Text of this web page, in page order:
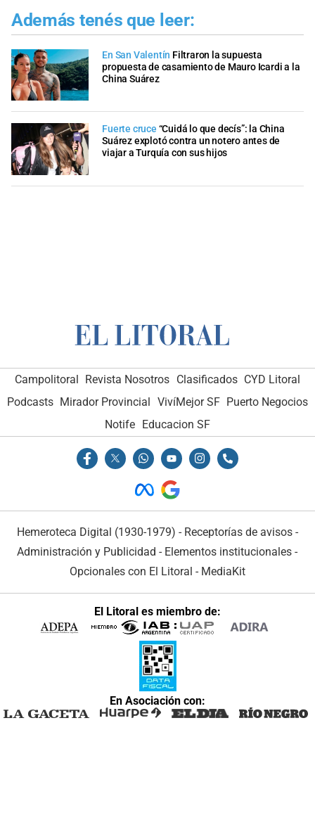
Además tenés que leer:
En San Valentín Filtraron la supuesta
propuesta de casamiento de Mauro Icardi a la
China Suárez
Fuerte cruce “Cuidá lo que decís”: la China
Suárez explotó contra un notero antes de
viajar a Turquía con sus hijos
Campolitoral Revista Nosotros Clasificados CYD Litoral
Podcasts Mirador Provincial VivíMejor SF Puerto Negocios
Notife Educacion SF
Hemeroteca Digital (1930-1979) - Receptorías de avisos -
Administración y Publicidad - Elementos institucionales -
Opcionales con El Litoral - MediaKit
El Litoral es miembro de:
En Asociación con: